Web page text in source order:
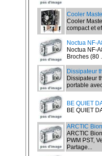
Cooler
Cooler
compact et
Noctua NF-
Noctua NF-
Broches (80
Dissipateur
Dissipateur
portable
BE QUIET
BE QUIET
ARCTIC
ARCTIC
PWM PST,
Partage...